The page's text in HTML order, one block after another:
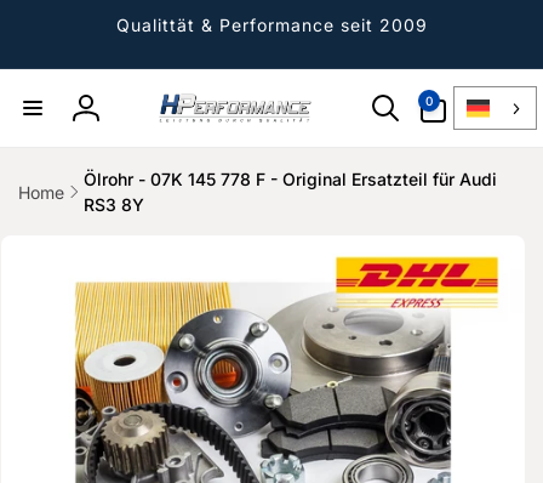
Qualittät & Performance seit 2009
Einloggen
0
Artikel
Home
Ölrohr - 07K 145 778 F - Original Ersatzteil für Audi
RS3 8Y